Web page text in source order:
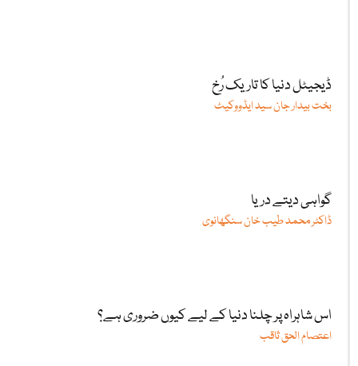
ڈیجیٹل دنیا کا تاریک رُخ
بخت بیدار جان سید ایڈووکیٹ
گواہی دیتے دریا
ڈاکٹر محمد طیب خان سنگھانوی
اس شاہراہ پر چلنا دنیا کے لیے کیوں ضروری ہے؟
اعتصام الحق ثاقب